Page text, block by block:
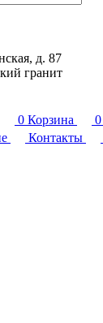
д. 87
гранит
0 Корзина 0
Контакты